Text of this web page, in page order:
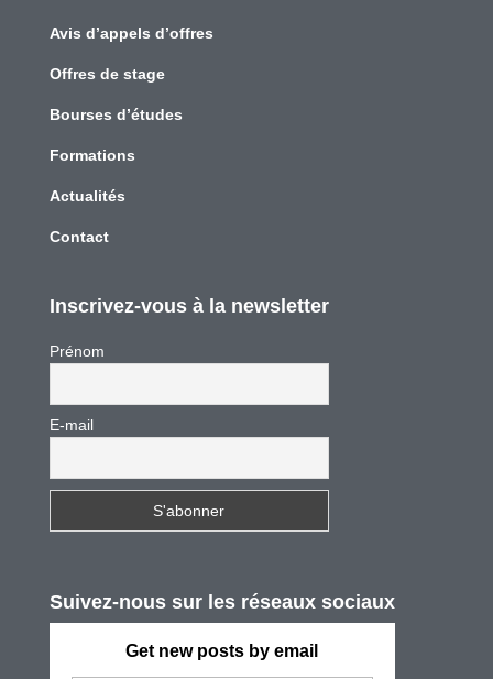
Avis d’appels d’offres
Offres de stage
Bourses d’études
Formations
Actualités
Contact
Inscrivez-vous à la newsletter
Prénom
E-mail
Suivez-nous sur les réseaux sociaux
Get new posts by email